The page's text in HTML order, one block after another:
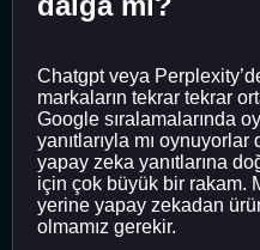
Chatgpt veya
markaların tekrar tekrar
Google sıralamalarında
yanıtlarıyla mı
yapay zeka yanıtlarına
için çok büyük bir rakam.
yerine yapay zekadan
olmamız gerekir.